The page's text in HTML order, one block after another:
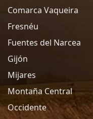
Comarca Vaqueira
Fresnéu
Fuentes del Narcea
Gijón
Mijares
Montaña Central
Occidente